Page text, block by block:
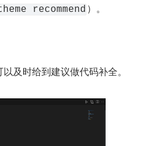
recommend ）。
及时给到建议做代码补全。